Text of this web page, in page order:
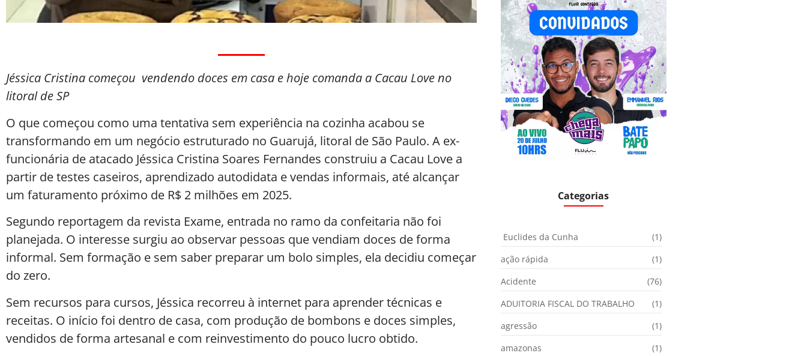
Jéssica Cristina começou vendendo doces em casa e hoje comanda a Cacau Love no
litoral de SP
O que começou como uma tentativa sem experiência na cozinha acabou se
transformando em um negócio estruturado no Guarujá, litoral de São Paulo. A ex-
funcionária de atacado Jéssica Cristina Soares Fernandes construiu a Cacau Love a
partir de testes caseiros, aprendizado autodidata e vendas informais, até alcançar
um faturamento próximo de R$ 2 milhões em 2025.
Segundo reportagem da revista Exame, entrada no ramo da confeitaria não foi
planejada. O interesse surgiu ao observar pessoas que vendiam doces de forma
informal. Sem formação e sem saber preparar um bolo simples, ela decidiu começar
do zero.
Sem recursos para cursos, Jéssica recorreu à internet para aprender técnicas e
receitas. O início foi dentro de casa, com produção de bombons e doces simples,
vendidos de forma artesanal e com reinvestimento do pouco lucro obtido.
Categorias
Euclides da Cunha
(1)
ação rápida
(1)
Acidente
(76)
ADUITORIA FISCAL DO TRABALHO
(1)
agressão
(1)
amazonas
(1)